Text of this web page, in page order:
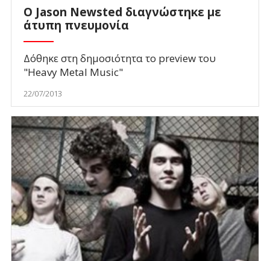
Ο Jason Newsted διαγνώστηκε με
άτυπη πνευμονία
Δόθηκε στη δημοσιότητα το preview του
"Heavy Metal Music"
22/07/2013